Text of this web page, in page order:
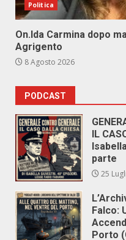
Politica
On.Ida Carmina dopo
Agrigento
8 Agosto 2026
PODCAST
IL
parte
25
Falco:
Porto